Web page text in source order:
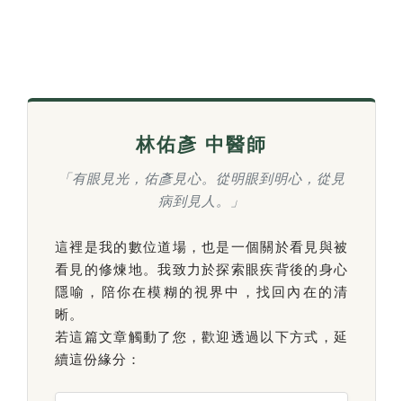
林佑彥 中醫師
「有眼見光，佑彥見心。從明眼到明心，從見
病到見人。」
這裡是我的數位道場，也是一個關於看見與被
看見的修煉地。我致力於探索眼疾背後的身心
隱喻，陪你在模糊的視界中，找回內在的清
晰。
若這篇文章觸動了您，歡迎透過以下方式，延
續這份緣分：